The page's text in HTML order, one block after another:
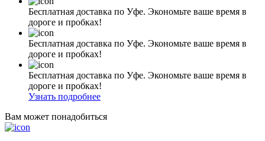
Бесплатная доставка по Уфе. Экономьте ваше время в
дороге и пробках!
Бесплатная доставка по Уфе. Экономьте ваше время в
дороге и пробках!
Бесплатная доставка по Уфе. Экономьте ваше время в
дороге и пробках!
Узнать подробнее
Вам может понадобиться